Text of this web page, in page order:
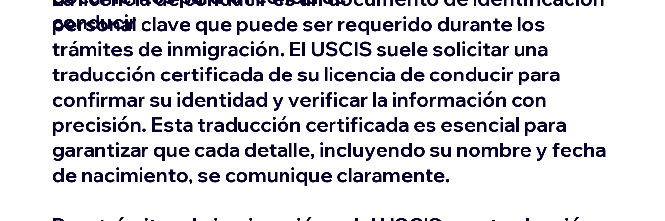
conducir
personal clave que puede ser requerido durante los
trámites de inmigración. El USCIS suele solicitar una
traducción certificada de su licencia de conducir para
confirmar su identidad y verificar la información con
precisión. Esta traducción certificada es esencial para
garantizar que cada detalle, incluyendo su nombre y fecha
de nacimiento, se comunique claramente.